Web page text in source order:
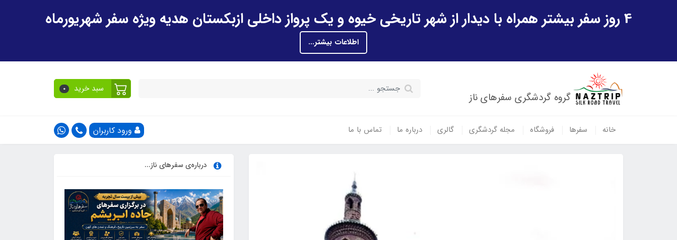
4 روز سفر بیشتر همراه با دیدار از شهر تاریخی خیوه و یک پرواز داخلی ازبکستان هدیه ویژه سفر شهریورماه
اطلاعات بیشتر...
گروه گردشگری سفرهای ناز
سبد خرید 0
خانه سفرها فروشگاه مجله گردشگری گالری درباره ما تماس با ما ورود کاربران
درباره‌ی سفرهای ناز...